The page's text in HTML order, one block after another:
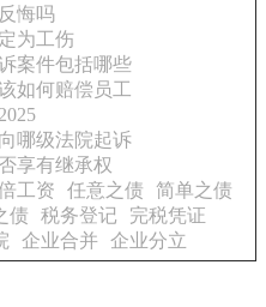
悔吗
为工伤
案件包括哪些
如何赔偿员工
哪级法院起诉
享有继承权
工资
任意之债
简单之债
债 税务登记
完税凭证
企业合并 企业分立